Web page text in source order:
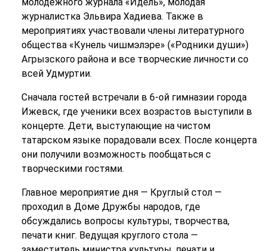
молодёжного журнала «Идель», молодая
журналистка Эльвира Хадиева. Также в
мероприятиях участвовали члены литературного
общества «Кунель чишмэлэре» («Родники души»)
Агрызского района и все творческие личности со
всей Удмуртии.
Сначала гостей встречали в 6-ой гимназии города
Ижевск, где ученики всех возрастов выступили в
концерте. Дети, выступающие на чистом
татарском языке порадовали всех. После концерта
они получили возможность пообщаться с
творческими гостями.
Главное мероприятие дня — Круглый стол —
проходил в Доме Дружбы народов, где
обсуждались вопросы культуры, творчества,
печати книг. Ведущая круглого стола —